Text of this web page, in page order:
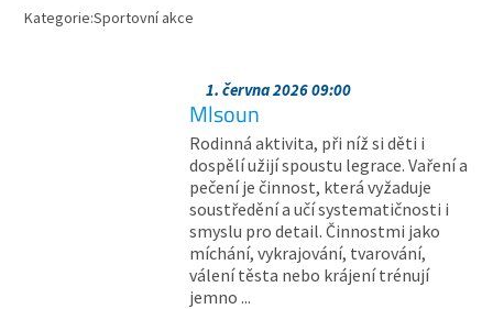
Kategorie:Sportovní akce
1. června 2026 09:00
Mlsoun
Rodinná aktivita, při níž si děti i
dospělí užijí spoustu legrace. Vaření a
pečení je činnost, která vyžaduje
soustředění a učí systematičnosti i
smyslu pro detail. Činnostmi jako
míchání, vykrajování, tvarování,
válení těsta nebo krájení trénují
jemno ...